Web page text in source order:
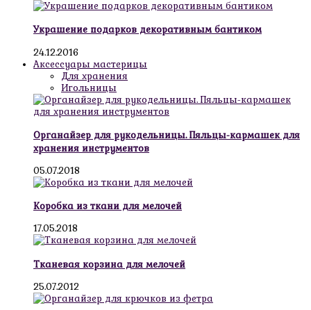
Украшение подарков декоративным бантиком
24.12.2016
Аксессуары мастерицы
Для хранения
Игольницы
Органайзер для рукодельницы. Пяльцы-кармашек для
хранения инструментов
05.07.2018
Коробка из ткани для мелочей
17.05.2018
Тканевая корзина для мелочей
25.07.2012